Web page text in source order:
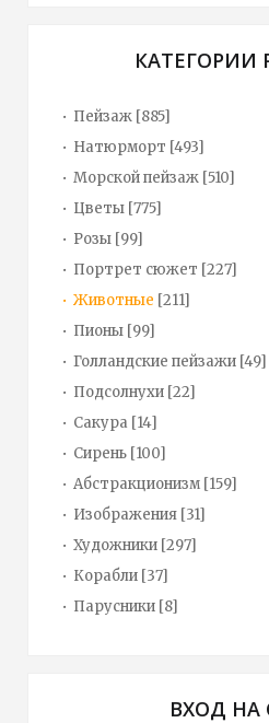
КАТЕГОРИИ
Пейзаж [885]
Натюрморт [493]
Морской пейзаж [510]
Цветы [775]
Розы [99]
Портрет сюжет [227]
Животные [211]
Пионы [99]
Голландские пейзажи [49]
Подсолнухи [22]
Сакура [14]
Сирень [100]
Абстракционизм [159]
Изображения [31]
Художники [297]
Корабли [37]
Парусники [8]
ВХОД НА